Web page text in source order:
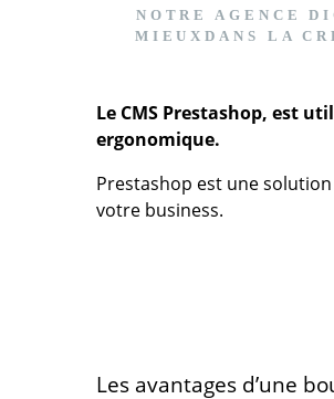
NOTRE AGENCE
MIEUXDANS LA
Le CMS Prestashop, est
ergonomique.
Prestashop est une
votre business.
Les avantages d’une